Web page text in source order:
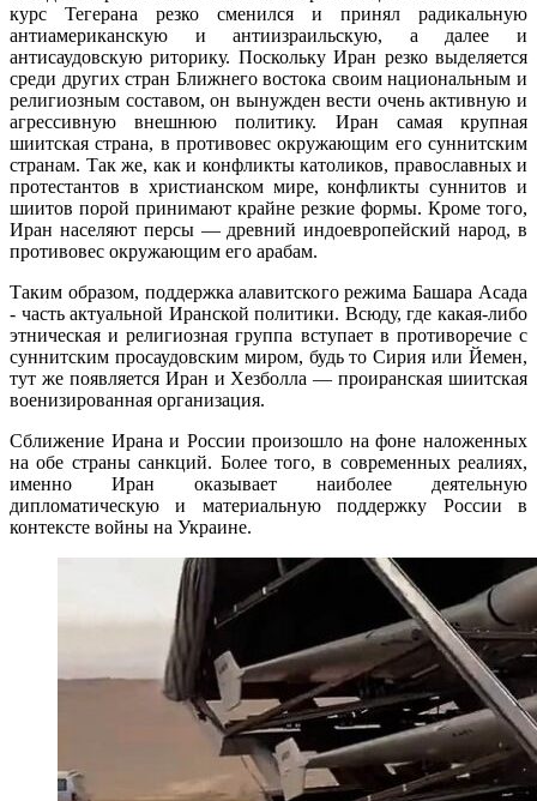
курс Тегерана резко сменился и принял радикальную
антиамериканскую и антиизраильскую, а далее и
антисаудовскую риторику. Поскольку Иран резко выделяется
среди других стран Ближнего востока своим национальным и
религиозным составом, он вынужден вести очень активную и
агрессивную внешнюю политику. Иран самая крупная
шиитская страна, в противовес окружающим его суннитским
странам. Так же, как и конфликты католиков, православных и
протестантов в христианском мире, конфликты суннитов и
шиитов порой принимают крайне резкие формы. Кроме того,
Иран населяют персы — древний индоевропейский народ, в
противовес окружающим его арабам.
Таким образом, поддержка алавитского режима Башара Асада
- часть актуальной Иранской политики. Всюду, где какая-либо
этническая и религиозная группа вступает в противоречие с
суннитским просаудовским миром, будь то Сирия или Йемен,
тут же появляется Иран и Хезболла — проиранская шиитская
военизированная организация.
Сближение Ирана и России произошло на фоне наложенных
на обе страны санкций. Более того, в современных реалиях,
именно Иран оказывает наиболее деятельную
дипломатическую и материальную поддержку России в
контексте войны на Украине.